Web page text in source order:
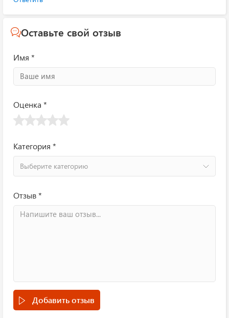
Оставьте свой отзыв
Имя *
Оценка *
Категория *
Выберите категорию
Отзыв *
Добавить отзыв